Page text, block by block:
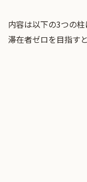
内容は以下の3つの
滞在者ゼロを目指す